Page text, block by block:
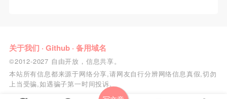
关于我们 · Github· 备用域名
©2012-2027 自由开放，信息共享。
本站所有信息都来源于网络分享,请网友自行分辨网络信息真假,切勿
上当受骗,如遇骗子第一时间投诉.